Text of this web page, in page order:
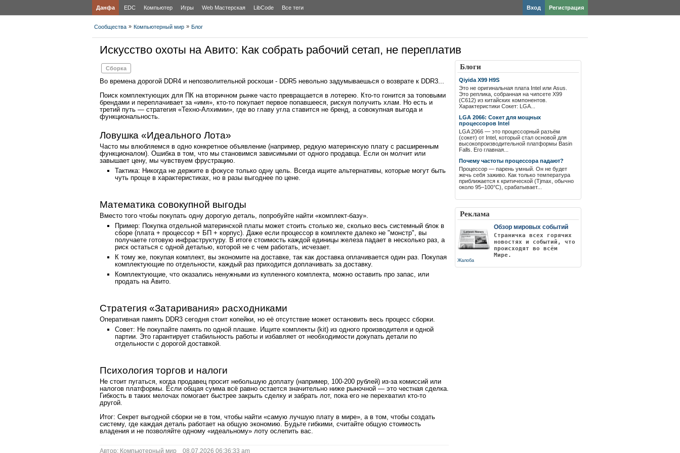
Данфа EDC Компьютер Игры Web Мастерская LibCode Все теги Регистрация
Вход
Сообщества » Компьютерный мир » Блог
Искусство охоты на Авито: Как собрать рабочий сетап, не переплатив
Сборка
Во времена дорогой DDR4 и непозволительной роскоши - DDR5 невольно задумываешься о возврате к DDR3...
Поиск комплектующих для ПК на вторичном рынке часто превращается в лотерею. Кто-то гонится за топовыми
брендами и переплачивает за «имя», кто-то покупает первое попавшееся, рискуя получить хлам. Но есть и
третий путь — стратегия «Техно-Алхимии», где во главу угла ставится не бренд, а совокупная выгода и
функциональность.
Ловушка «Идеального Лота»
Часто мы влюбляемся в одно конкретное объявление (например, редкую материнскую плату с расширенным
функционалом). Ошибка в том, что мы становимся зависимыми от одного продавца. Если он молчит или
завышает цену, мы чувствуем фрустрацию.
Тактика: Никогда не держите в фокусе только одну цель. Всегда ищите альтернативы, которые могут быть
чуть проще в характеристиках, но в разы выгоднее по цене.
Математика совокупной выгоды
Вместо того чтобы покупать одну дорогую деталь, попробуйте найти «комплект-базу».
Пример: Покупка отдельной материнской платы может стоить столько же, сколько весь системный блок в
сборе (плата + процессор + БП + корпус). Даже если процессор в комплекте далеко не "монстр", вы
получаете готовую инфраструктуру. В итоге стоимость каждой единицы железа падает в несколько раз, а
риск остаться с одной деталью, которой не с чем работать, исчезает.
К тому же, покупая комплект, вы экономите на доставке, так как доставка оплачивается один раз. Покупая
комплектующие по отдельности, каждый раз приходится доплачивать за доставку.
Комплектующие, что оказались ненужными из купленного комплекта, можно оставить про запас, или
продать на Авито.
Стратегия «Затаривания» расходниками
Оперативная память DDR3 сегодня стоит копейки, но её отсутствие может остановить весь процесс сборки.
Совет: Не покупайте память по одной плашке. Ищите комплекты (kit) из одного производителя и одной
партии. Это гарантирует стабильность работы и избавляет от необходимости докупать детали по
отдельности с дорогой доставкой.
Психология торгов и налоги
Не стоит пугаться, когда продавец просит небольшую доплату (например, 100-200 рублей) из-за комиссий или
налогов платформы. Если общая сумма всё равно остается значительно ниже рыночной — это честная сделка.
Гибкость в таких мелочах помогает быстрее закрыть сделку и забрать лот, пока его не перехватил кто-то
другой.
Итог: Секрет выгодной сборки не в том, чтобы найти «самую лучшую плату в мире», а в том, чтобы создать
систему, где каждая деталь работает на общую экономию. Будьте гибкими, считайте общую стоимость
владения и не позволяйте одному «идеальному» лоту ослепить вас.
Автор: Компьютерный мир 08.07.2026 06:36:33 am
Блоги
Qiyida X99 H9S
Это не оригинальная плата Intel или Asus.
Это реплика, собранная на чипсете X99
(C612) из китайских компонентов.
Характеристики Сокет: LGA...
LGA 2066: Сокет для мощных
процессоров Intel
LGA 2066 — это процессорный разъём
(сокет) от Intel, который стал основой для
высокопроизводительной платформы Basin
Falls. Его главная...
Почему частоты процессора падают?
Процессор — парень умный. Он не будет
жечь себя заживо. Как только температура
приближается к критической (Tjmax, обычно
около 95–100°C), срабатывает...
Реклама
Обзор мировых событий
Страничка всех горячих
новостях и событий, что
происходят во всём
Мире.
Жалоба